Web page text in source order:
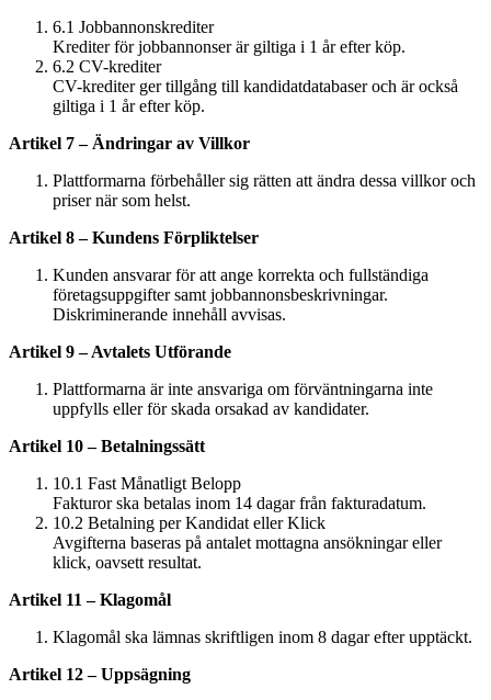
6.1 Jobbannonskrediter
Krediter för jobbannonser är giltiga i 1 år efter köp.
6.2 CV-krediter
CV-krediter ger tillgång till kandidatdatabaser och är också
giltiga i 1 år efter köp.
Artikel 7 – Ändringar av Villkor
Plattformarna förbehåller sig rätten att ändra dessa villkor och
priser när som helst.
Artikel 8 – Kundens Förpliktelser
Kunden ansvarar för att ange korrekta och fullständiga
företagsuppgifter samt jobbannonsbeskrivningar.
Diskriminerande innehåll avvisas.
Artikel 9 – Avtalets Utförande
Plattformarna är inte ansvariga om förväntningarna inte
uppfylls eller för skada orsakad av kandidater.
Artikel 10 – Betalningssätt
10.1 Fast Månatligt Belopp
Fakturor ska betalas inom 14 dagar från fakturadatum.
10.2 Betalning per Kandidat eller Klick
Avgifterna baseras på antalet mottagna ansökningar eller
klick, oavsett resultat.
Artikel 11 – Klagomål
Klagomål ska lämnas skriftligen inom 8 dagar efter upptäckt.
Artikel 12 – Uppsägning